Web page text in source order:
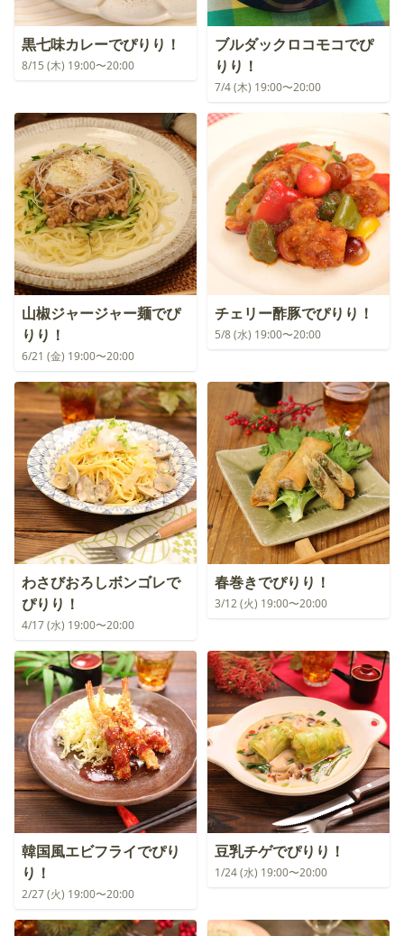
黒七味カレーでぴりり！
8/15 (木) 19:00〜20:00
ブルダックロコモコでぴ
りり！
7/4 (木) 19:00〜20:00
山椒ジャージャー麺でぴ
りり！
6/21 (金) 19:00〜20:00
チェリー酢豚でぴりり！
5/8 (水) 19:00〜20:00
わさびおろしボンゴレで
ぴりり！
4/17 (水) 19:00〜20:00
春巻きでぴりり！
3/12 (火) 19:00〜20:00
韓国風エビフライでぴり
り！
2/27 (火) 19:00〜20:00
豆乳チゲでぴりり！
1/24 (水) 19:00〜20:00